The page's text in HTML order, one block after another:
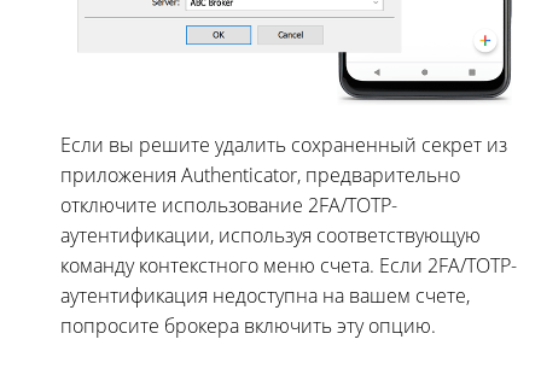
Если вы решите удалить сохраненный секрет из
приложения Authenticator, предварительно
отключите использование 2FA/TOTP-
аутентификации, используя соответствующую
команду контекстного меню счета. Если 2FA/TOTP-
аутентификация недоступна на вашем счете,
попросите брокера включить эту опцию.